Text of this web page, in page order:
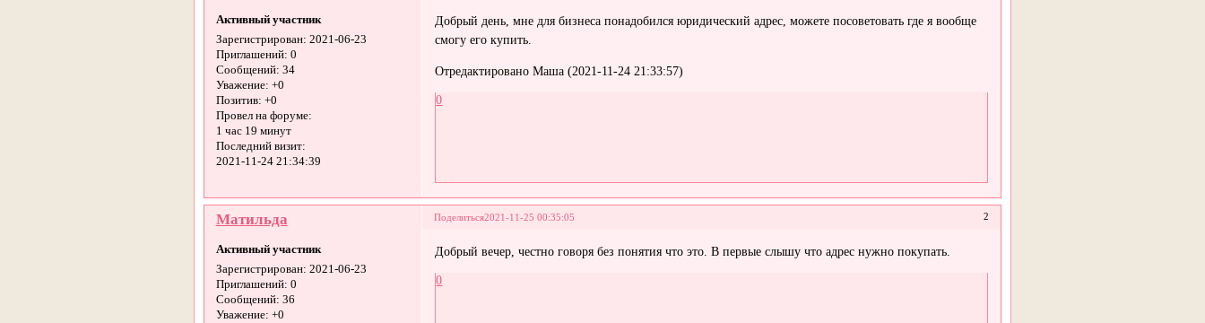
Активный участник
Зарегистрирован: 2021-06-23
Приглашений: 0
Сообщений: 34
Уважение: +0
Позитив: +0
Провел на форуме:
1 час 19 минут
Последний визит:
2021-11-24 21:34:39
Добрый день, мне для бизнеса понадобился юридический адрес, можете посоветовать где я вообще
смогу его купить.
Отредактировано Маша (2021-11-24 21:33:57)
0
Поделиться 2
2021-11-25 00:35:05
Матильда
Активный участник
Зарегистрирован: 2021-06-23
Приглашений: 0
Сообщений: 36
Уважение: +0
Добрый вечер, честно говоря без понятия что это. В первые слышу что адрес нужно покупать.
0